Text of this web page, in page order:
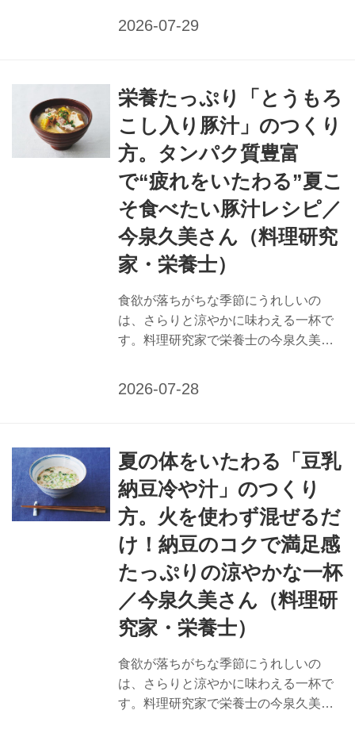
年8月号掲載） 「モロヘイヤカレー風
味スープ」のつくり方 食欲を誘うスパ
イス使いで、滋養食材をさらりと味わ
います。 夏バテ予防に働きかける栄養
補給のポイント 【熱中症】 水分、ミネ
ラル分、塩分を補給するために、きゅ
うり、すいか、メロンなどのカリウム
が多いウリ類に少量の塩分を足すのが
おすすめです。また、ゴーヤーやかぼ
ち...
栄養たっぷり「とうもろ
こし入り豚汁」のつくり
方。タンパク質豊富
で“疲れをいたわる”夏こ
そ食べたい豚汁レシピ／
今泉久美さん（料理研究
家・栄養士）
食欲が落ちがちな季節にうれしいの
は、さらりと涼やかに味わえる一杯で
す。料理研究家で栄養士の今泉久美さ
8月号掲載） 疲労回復におすすめ 「と
うもろこし入り豚汁」のつくり方 タン
パク質いっぱいの豚汁に、ビタミン豊
富なとうもろこしを。 夏バテ予防に働
きかける栄養補給のポイント 【疲労回
復】 疲れをとるならビタミンB群を意
識して。雑穀類、ナッツ類、ごま、豚
肉や牛肉などにはビタミンB1が、牛乳
や豆類、豚肉などにはビタミンB2が...
夏の体をいたわる「豆乳
納豆冷や汁」のつくり
方。火を使わず混ぜるだ
け！納豆のコクで満足感
たっぷりの涼やかな一杯
／今泉久美さん（料理研
究家・栄養士）
食欲が落ちがちな季節にうれしいの
は、さらりと涼やかに味わえる一杯で
す。料理研究家で栄養士の今泉久美さ